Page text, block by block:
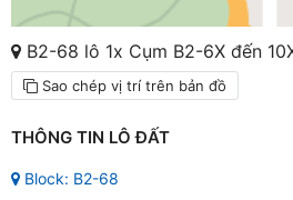
B2-68 lô 1x Cụm B2-6X đến
Sao chép vị trí trên bản đồ
THÔNG TIN LÔ ĐẤT
Block: B2-68